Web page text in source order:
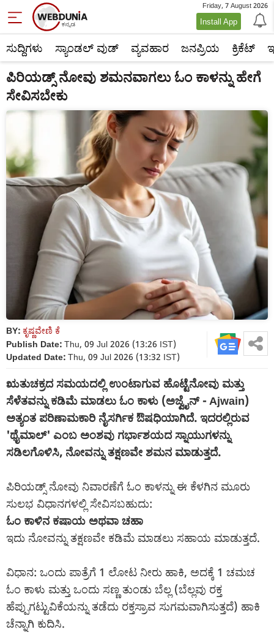
Friday, 7 August 2026
Install App
ಸುದ್ದಿಗಳು ಸ್ಯಾಂಡಲ್ ವುಡ್ ವ್ಯವಹಾರ ಜನಪ್ರಿಯ ಕ್ರಿಕೆಟ್‌
ಪಿರಿಯಡ್ಸ್ ನೋವು ಶಮನವಾಗಲು ಓಂ ಕಾಳನ್ನು ಹೇಗೆ
ಸೇವಿಸಬೇಕು
BY: ಕೃಷ್ಣವೇಣಿ ಕೆ
Publish Date: Thu, 09 Jul 2026 (13:26 IST)
Updated Date: Thu, 09 Jul 2026 (13:32 IST)
ಋತುಚಕ್ರದ ಸಮಯದಲ್ಲಿ ಉಂಟಾಗುವ ಹೊಟ್ಟೆನೋವು ಮತ್ತು
ಸೆಳೆತವನ್ನು ಕಡಿಮೆ ಮಾಡಲು ಓಂ ಕಾಳು (ಅಜ್ವೈನ್ - Ajwain)
ಅತ್ಯಂತ ಪರಿಣಾಮಕಾರಿ ನೈಸರ್ಗಿಕ ಔಷಧಿಯಾಗಿದೆ. ಇದರಲ್ಲಿರುವ
'ಥೈಮಾಲ್' ಎಂಬ ಅಂಶವು ಗರ್ಭಾಶಯದ ಸ್ನಾಯುಗಳನ್ನು
ಸಡಿಲಗೊಳಿಸಿ, ನೋವನ್ನು ತಕ್ಷಣವೇ ಶಮನ ಮಾಡುತ್ತದೆ.
ಪಿರಿಯಡ್ಸ್ ನೋವು ನಿವಾರಣೆಗೆ ಓಂ ಕಾಳನ್ನು ಈ ಕೆಳಗಿನ ಮೂರು
ಸುಲಭ ವಿಧಾನಗಳಲ್ಲಿ ಸೇವಿಸಬಹುದು:
ಓಂ ಕಾಳಿನ ಕಷಾಯ ಅಥವಾ ಚಹಾ
ಇದು ನೋವನ್ನು ತಕ್ಷಣವೇ ಕಡಿಮೆ ಮಾಡಲು ಸಹಾಯ ಮಾಡುತ್ತದೆ.
ವಿಧಾನ: ಒಂದು ಪಾತ್ರೆಗೆ 1 ಲೋಟ ನೀರು ಹಾಕಿ, ಅದಕ್ಕೆ 1 ಚಮಚ
ಓಂ ಕಾಳು ಮತ್ತು ಒಂದು ಸಣ್ಣ ತುಂಡು ಬೆಲ್ಲ (ಬೆಲ್ಲವು ರಕ್ತ
ಹೆಪ್ಪುಗಟ್ಟುವಿಕೆಯನ್ನು ತಡೆದು ರಕ್ತಸ್ರಾವ ಸುಗಮವಾಗಿಸುತ್ತದೆ) ಹಾಕಿ
ಚೆನ್ನಾಗಿ ಕುದಿಸಿ.